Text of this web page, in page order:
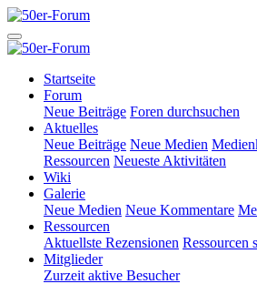
Startseite
Forum
Neue Beiträge Foren durchsuchen
Aktuelles
Neue Beiträge Neue Medien
Ressourcen Neueste Aktivitäten
Wiki
Galerie
Neue Medien Neue Kommentare
Ressourcen
Aktuellste Rezensionen Ressourcen
Mitglieder
Zurzeit aktive Besucher